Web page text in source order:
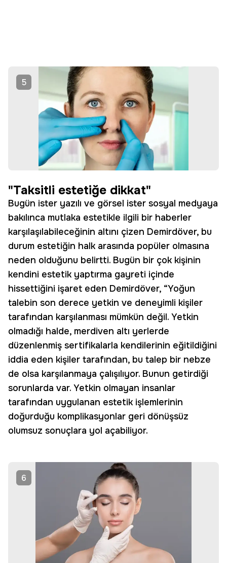
5
"Taksitli estetiğe dikkat"
Bugün ister yazılı ve görsel ister sosyal medyaya
bakılınca mutlaka estetikle ilgili bir haberler
karşılaşılabileceğinin altını çizen Demirdöver, bu
durum estetiğin halk arasında popüler olmasına
neden olduğunu belirtti. Bugün bir çok kişinin
kendini estetik yaptırma gayreti içinde
hissettiğini işaret eden Demirdöver, “Yoğun
talebin son derece yetkin ve deneyimli kişiler
tarafından karşılanması mümkün değil. Yetkin
olmadığı halde, merdiven altı yerlerde
düzenlenmiş sertifikalarla kendilerinin eğitildiğini
iddia eden kişiler tarafından, bu talep bir nebze
de olsa karşılanmaya çalışılıyor. Bunun getirdiği
sorunlarda var. Yetkin olmayan insanlar
tarafından uygulanan estetik işlemlerinin
doğurduğu komplikasyonlar geri dönüşsüz
olumsuz sonuçlara yol açabiliyor.
6